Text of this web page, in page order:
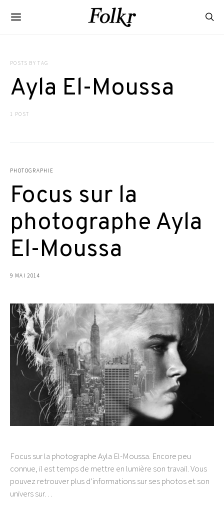
POSTS BY TAG
Ayla El-Moussa
1 POST
PHOTOGRAPHIE
Focus sur la
photographe Ayla
El-Moussa
9 MAI 2014
Focus sur la photographe Ayla El-Moussa. Encore peu
connue, il est temps de mettre en lumière son travail. Vous
pouvez retrouver plus d’informations sur ses photos et son
univers sur…